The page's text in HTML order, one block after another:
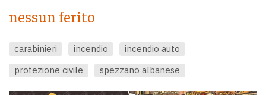
nessun ferito
carabinieri incendio
incendio auto
protezione civile
spezzano albanese